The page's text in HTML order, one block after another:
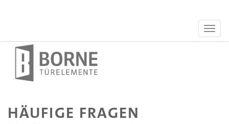
HÄUFIGE FRAGEN